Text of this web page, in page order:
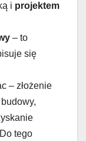
i projektem
– to
się
– złożenie
tego